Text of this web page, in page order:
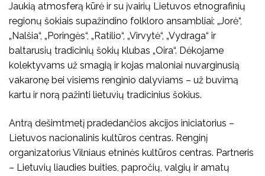
Jaukią atmosferą kūrė ir su įvairių Lietuvos etnografinių
regionų šokiais supažindino folkloro ansambliai: „Jorė“,
„Nalšia“, „Poringės“, „Ratilio“, „Virvytė“, „Vydraga“ ir
baltarusių tradicinių šokių klubas „Oira“. Dėkojame
kolektyvams už smagią ir kojas maloniai nuvarginusią
vakaronę bei visiems renginio dalyviams – už buvimą
kartu ir norą pažinti lietuvių tradicinius šokius.
Antrą dešimtmetį pradedančios akcijos iniciatorius –
Lietuvos nacionalinis kultūros centras. Renginį
organizatorius Vilniaus etninės kultūros centras. Partneris
– Lietuvių liaudies buities, papročių, valgių ir amatų